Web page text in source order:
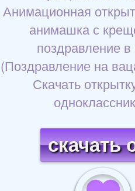
Анимационная
анимашка с
поздравление в
(Поздравление на
Скачать
скачать